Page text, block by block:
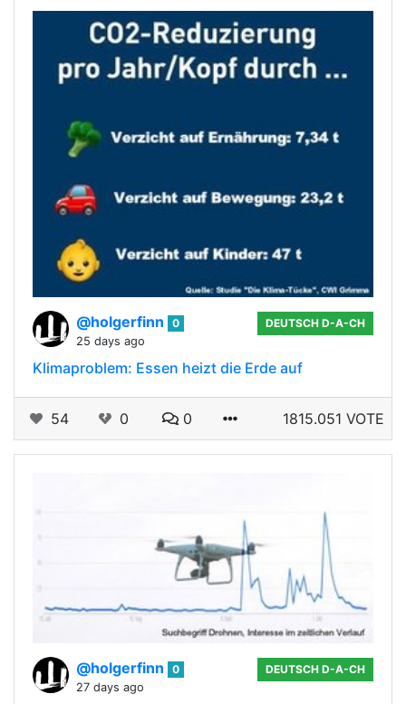
@holgerfinn
0
25 days ago
DEUTSCH D-A-CH
Klimaproblem: Essen heizt die Erde auf
54 0 0 1815.051 VOTE
@holgerfinn
0
27 days ago
DEUTSCH D-A-CH